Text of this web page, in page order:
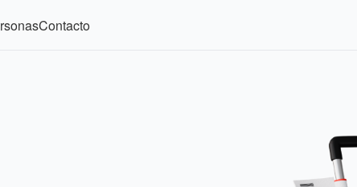
Contacto